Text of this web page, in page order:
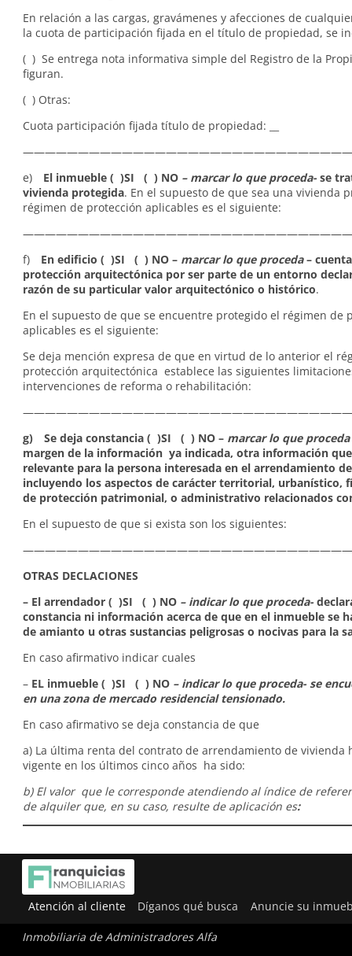
En relación a las cargas, gravámenes y afecciones de
la cuota de participación fijada en el título de propiedad, se
( ) Se entrega nota informativa simple del Registro de la
figuran.
( ) Otras:
Cuota participación fijada título de propiedad: __
e) El inmueble ( )SI ( ) NO – marcar lo que proceda- se
vivienda protegida. En el supuesto de que sea una vivienda
régimen de protección aplicables es el siguiente:
f) En edificio ( )SI ( ) NO – marcar lo que proceda–
protección arquitectónica por ser parte de un entorno
razón de su particular valor arquitectónico o histórico.
En el supuesto de que se encuentre protegido el régimen de
aplicables es el siguiente:
Se deja mención expresa de que en virtud de lo anterior el
protección arquitectónica establece las siguientes
intervenciones de reforma o rehabilitación:
g) Se deja constancia ( )SI ( ) NO – marcar lo que proceda
margen de la información ya indicada, otra información
relevante para la persona interesada en el arrendamiento
incluyendo los aspectos de carácter territorial, urbanístico,
de protección patrimonial, o administrativo relacionados
En el supuesto de que si exista son los siguientes:
OTRAS DECLACIONES
– El arrendador ( )SI ( ) NO – indicar lo que proceda-
constancia ni información acerca de que en el inmueble se
de amianto u otras sustancias peligrosas o nocivas para la
En caso afirmativo indicar cuales
– EL inmueble ( )SI ( ) NO – indicar lo que proceda- se
en una zona de mercado residencial tensionado.
En caso afirmativo se deja constancia de que
a) La última renta del contrato de arrendamiento de vivienda
vigente en los últimos cinco años ha sido:
b) El valor que le corresponde atendiendo al índice de
de alquiler que, en su caso, resulte de aplicación es:
Atención al cliente Díganos qué busca Anuncie su
Inmobiliaria de Administradores Alfa